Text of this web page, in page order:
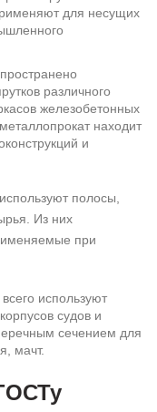
для несущих
различного
железобетонных
находит
и
полосы,
Из них
при
используют
судов и
сечением для
мачт.